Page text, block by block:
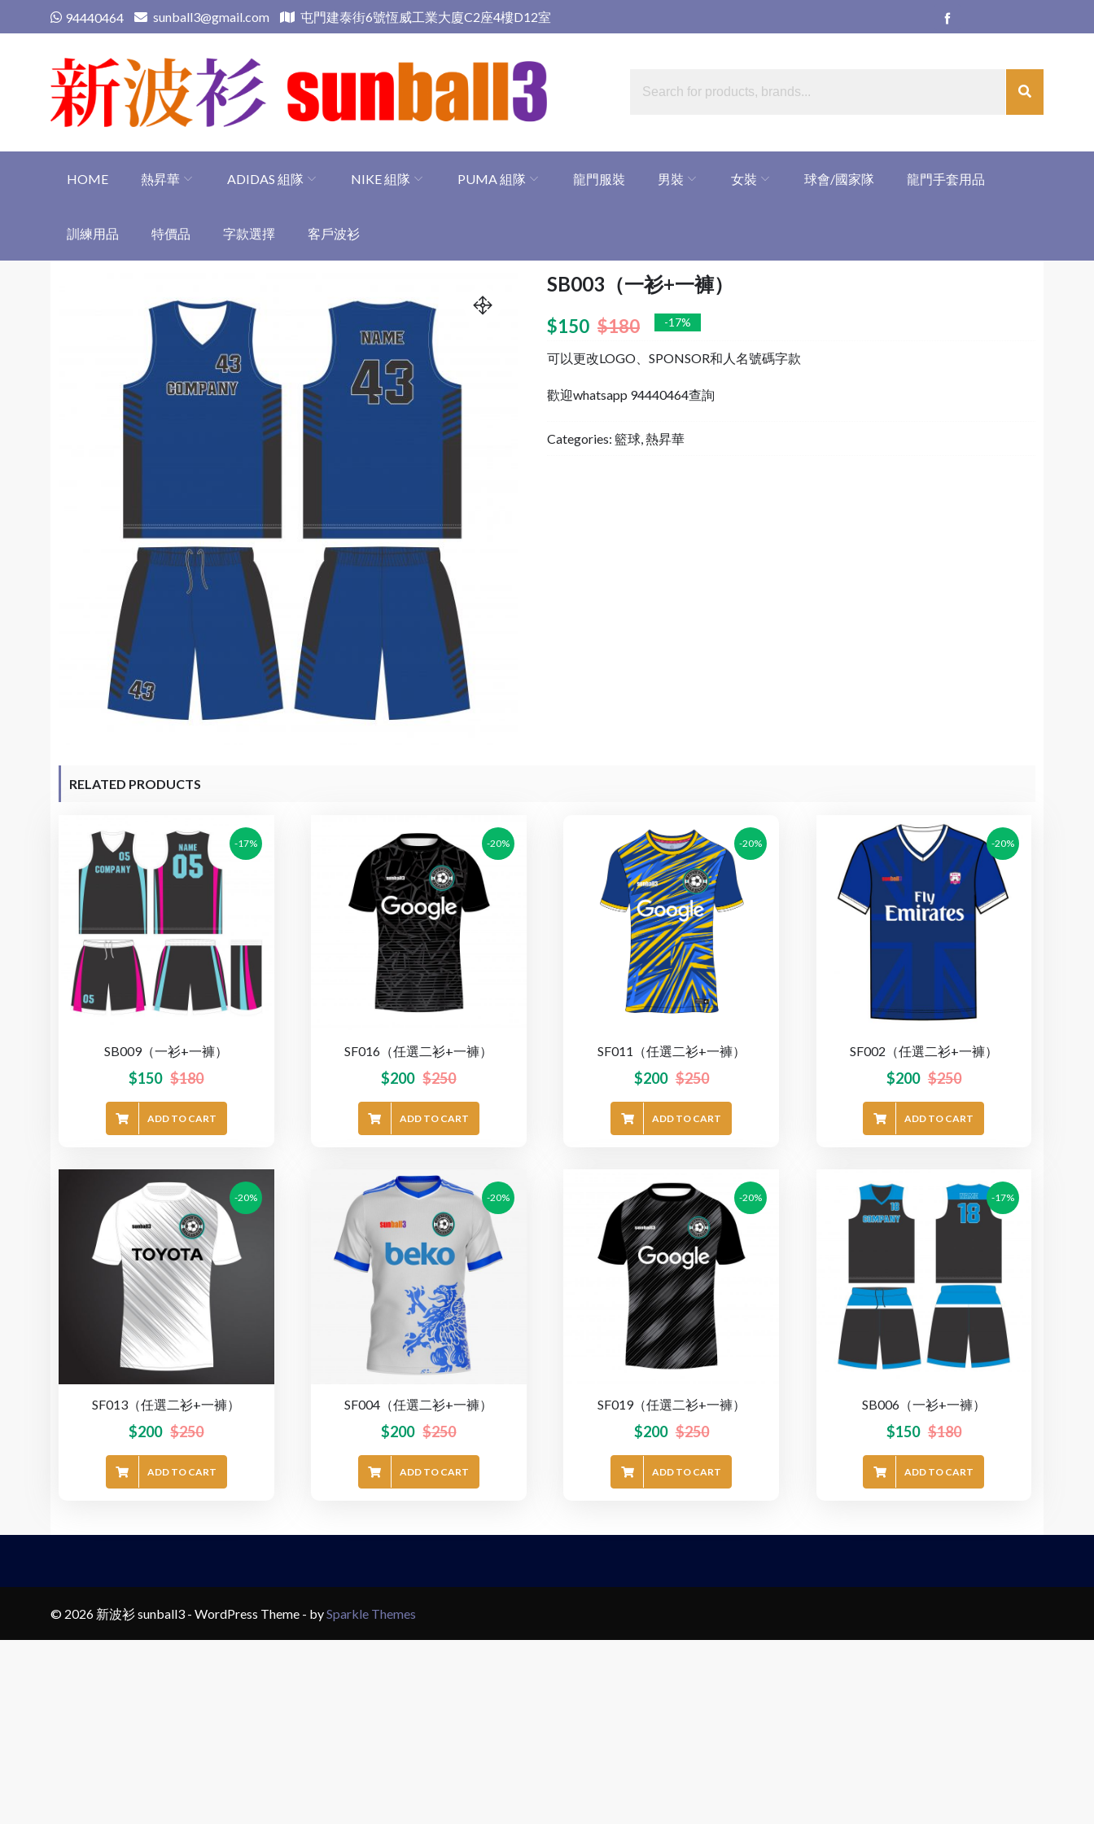
to
94440464 sunball3@gmail.com 屯門建泰街6號恆威工業大廈C2座4樓D12室
HOME 熱昇華 ADIDAS 組隊 NIKE 組隊 PUMA 組隊 龍門服裝 男裝 女裝 球會/國家隊 龍門手套用品
訓練用品 特價品 字款選擇 客戶波衫
SB003（一衫+一褲）
$180
$150 -17%
可以更改LOGO、SPONSOR和人名號碼字款
歡迎whatsapp 94440464查詢
Categories: 籃球 熱昇華
RELATED PRODUCTS
-17%
SB009（一衫+一褲）
$180
$150
ADD TO CART
-20%
SF016（任選二衫+一褲）
$250
$200
ADD TO CART
-20%
SF011（任選二衫+一褲）
$250
$200
ADD TO CART
-20%
SF002（任選二衫+一褲）
$250
$200
ADD TO CART
-20%
SF013（任選二衫+一褲）
$250
$200
ADD TO CART
-20%
SF004（任選二衫+一褲）
$250
$200
ADD TO CART
-20%
SF019（任選二衫+一褲）
$250
$200
ADD TO CART
-17%
SB006（一衫+一褲）
$180
$150
ADD TO CART
© 2026 新波衫 sunball3 - WordPress Theme - bySparkle Themes